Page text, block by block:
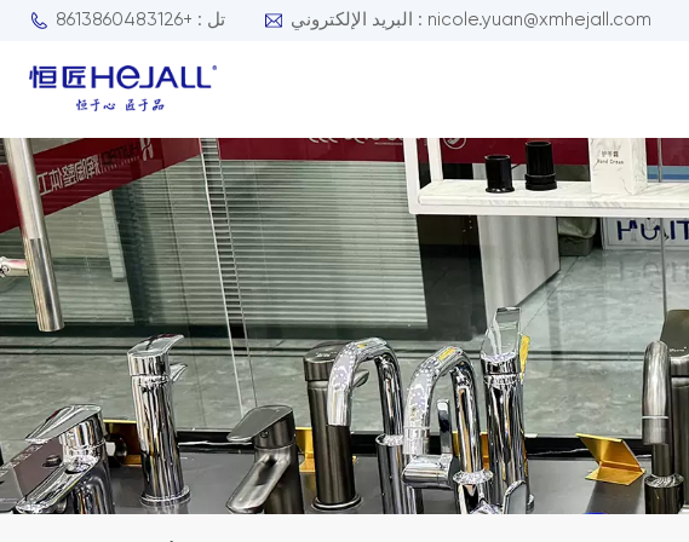
تل : +8613860483126 البريد الإلكتروني : nicole.yuan@xmhejall.com